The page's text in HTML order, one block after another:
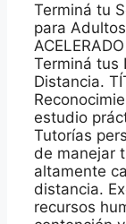
Terminá tu
para
Terminá tus
Distancia.
estudio
Tutorías
de manejar
altamente
distancia.
recursos